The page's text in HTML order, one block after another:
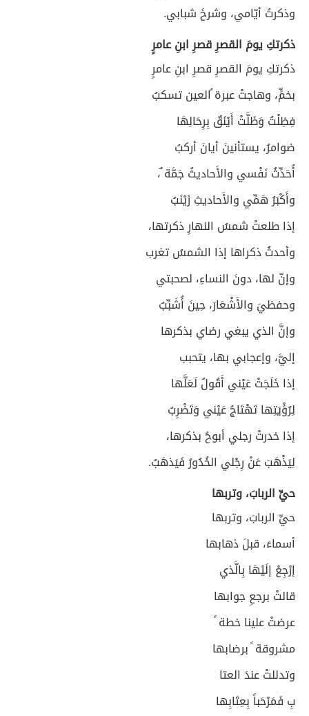
وذكرتُ أيّامي، وشرخَ شبابي.
ذكرتكِ يومَ القصرِ قصرِ ابنِ عامرٍ
ذكرتكِ يومَ القصرِ قصرِ ابنِ عامرٍ
بخمٍّ، وهاجتْ عبرة ُالعين تسكبُ
فِظِلْتُ وَظَلَّتْ أَيْنَقٌ بِرِحَالِهَا
ضوامرُ، يستأنينَ أيانَ أركبُ
أُحَدِّثُ نَفْسي والأَحاديثُ جَمَّة ٌ،
وأَكْبَرُ هَمِّي والأَحاديثِ زَيْنَبُ
إذا طلعتْ شمسُ النهارِ ذكرتها،
وأحدثُ ذكراها إذا الشمسُ تغرب
وإنّ لها، دونَ النساءِ، لصحبتي
وحفظيَ والأَشْعَارَ، حِينَ أُشَبِّبُ
وإنَّ الذي يبغي رضاي بذكرها
إليَّ، وإعجابي بها، يتحبب
إذا خَلَجَتْ عَيْني أَقُولُ لَعَلَّها
لِرُؤْيَتِها تَهْتَاجُ عَيْني وَتَضْرِبُ
إذا خدرتْ رجلي أبوحُ بذكرها،
لِيَذْهَبَ عَنْ رِجْلي الخُدُورُ فَيَذهَبُ.
حيِّ الربابَ، وتربها
حيِّ الربابَ، وتربها
أسماءَ، قبلَ ذهابها
إرْجِعْ إلَيْهَا بِالَّذي
قالتْ برجعِ جوابها
عرضتْ علينا خطة ً
مشروقة ً برضابها
وتدللتْ عندَ العتا
بِ فَمَرْحَباً بِعِتَابِها